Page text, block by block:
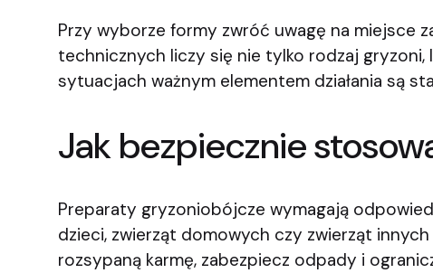
Przy wyborze formy zwróć uwagę na miejsce
technicznych liczy się nie tylko rodzaj
sytuacjach ważnym elementem działania są
Jak bezpiecznie
Preparaty gryzoniobójcze wymagają
dzieci, zwierząt domowych czy zwierząt
rozsypaną karmę, zabezpiecz odpady i